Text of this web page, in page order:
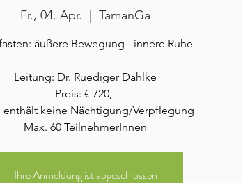
Fr., 04. Apr. TamanGa
äußere Bewegung - innere Ruhe
Leitung: Dr. Ruediger Dahlke
Preis: € 720,-
enthält keine Nächtigung/Verpflegung
Max. 60 TeilnehmerInnen
Ihre Anmeldung ist abgeschlossen